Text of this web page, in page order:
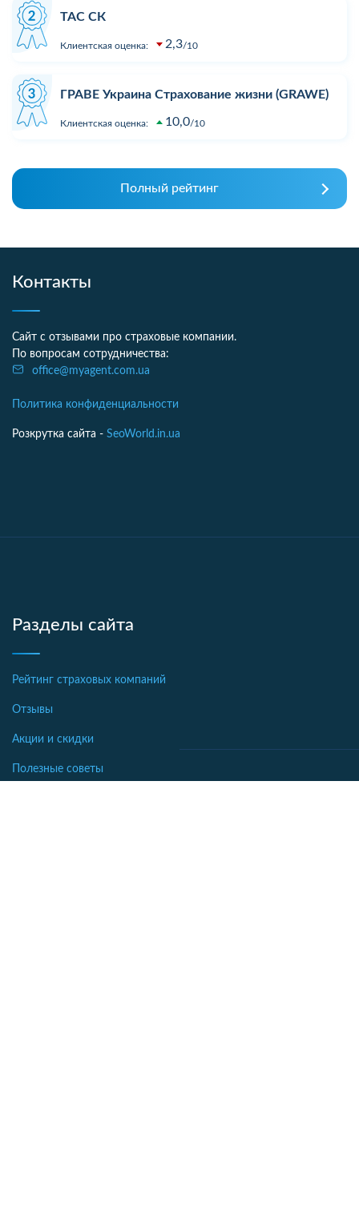
ТАС СК
Клиентская оценка: 2,3 10
ГРАВЕ Украина Страхование жизни (GRAWE)
Клиентская оценка: 10,0 10
Полный рейтинг
Контакты
Сайт с отзывами про страховые компании.
По вопросам сотрудничества:
office@myagent.com.ua
Политика конфиденциальности
Розкрутка сайта - SeoWorld.in.ua
Разделы сайта
Рейтинг страховых компаний
Отзывы
Акции и скидки
Полезные советы